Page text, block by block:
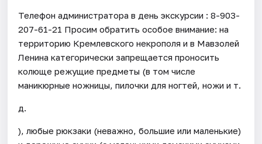
Телефон администратора в день экскурсии : 8-903-
207-61-21 Просим обратить особое внимание: на
территорию Кремлевского некрополя и в Мавзолей
Ленина категорически запрещается проносить
колюще режущие предметы (в том числе
маникюрные ножницы, пилочки для ногтей, ножи и т.
д.
), любые рюкзаки (неважно, большие или маленькие)